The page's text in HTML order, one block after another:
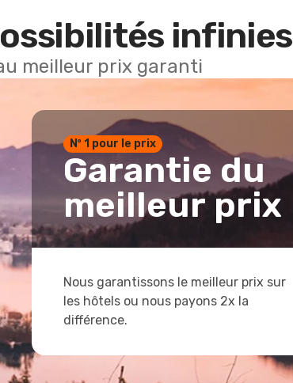
infinies
meilleur prix garanti
Nº 1 pour le prix
Garantie du
meilleur prix
Nous garantissons le meilleur prix sur
les hôtels ou nous payons 2x la
différence.